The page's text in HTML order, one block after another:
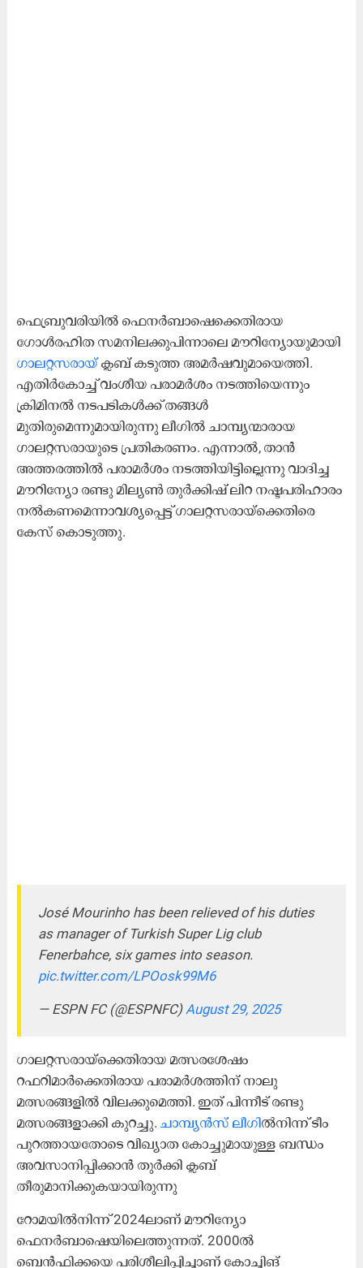
ഫെബ്രുവരിയിൽ ഫെനർബാഷെക്കെതിരായ
ഗോൾരഹിത സമനിലക്കുപിന്നാലെ മൗറിന്യോയുമായി
ഗാലറ്റസരായ്ക്ലബ് കടുത്ത അമർഷവുമായെത്തി.
എതിർകോച്ച് വംശീയ പരാമർശം നടത്തിയെന്നും
ക്രിമിനൽ നടപടികൾക്ക് തങ്ങൾ
മുതിരുമെന്നുമായിരുന്നു ലീഗിൽ ചാമ്പ്യന്മാരായ
ഗാലറ്റസരായു​ടെ പ്രതികരണം. എന്നാൽ, താൻ
അത്തരത്തിൽ പരാമർശം നടത്തിയിട്ടില്ലെന്നു വാദിച്ച
മൗറിന്യോ രണ്ടു മില്യൺ തുർക്കിഷ് ലിറ നഷ്ടപരിഹാരം
നൽകണമെന്നാവശ്യപ്പെട്ട് ഗാലറ്റസരായ്ക്കെതിരെ
കേസ് കൊടുത്തു.
José Mourinho has been relieved of his duties
as manager of Turkish Super Lig club
Fenerbahce, six games into season.
pic.twitter.com/LPOosk99M6
— ESPN FC (@ESPNFC) August 29, 2025
ഗാലറ്റസരായ്ക്കെതിരായ മത്സരശേഷം
റഫറിമാർക്കെതിരായ പരാമർശത്തിന് നാലു
മത്സരങ്ങളിൽ വിലക്കുമെത്തി. ഇത് പിന്നീട് രണ്ടു
മത്സരങ്ങളാക്കി കുറച്ചു. ചാമ്പ്യൻസ് ലീഗിൽനിന്ന് ടീം
പുറത്തായതോടെ വിഖ്യാത കോച്ചുമായുള്ള ബന്ധം
അവസാനിപ്പിക്കാൻ തുർക്കി ക്ലബ്
തീരുമാനിക്കുകയായിരുന്നു
റോമയിൽനിന്ന് 2024ലാണ് മൗറിന്യോ
ഫെനർബാഷെയിലെത്തുന്നത്. 2000ൽ
ബെൻഫിക്കയെ പരിശീലിപ്പിച്ചാണ് കോച്ചിങ്